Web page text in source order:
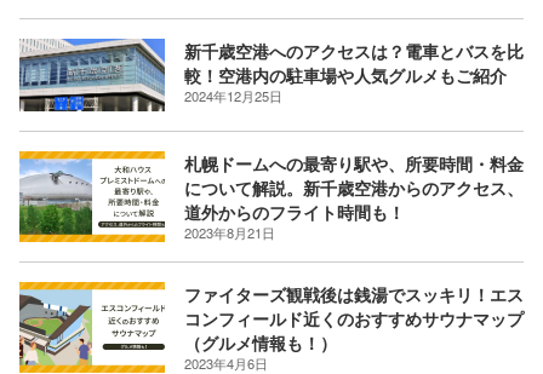
新千歳空港へのアクセスは？電車とバスを比
較！空港内の駐車場や人気グルメもご紹介
2024年12月25日
札幌ドームへの最寄り駅や、所要時間・料金
について解説。新千歳空港からのアクセス、
道外からのフライト時間も！
2023年8月21日
ファイターズ観戦後は銭湯でスッキリ！エス
コンフィールド近くのおすすめサウナマップ
（グルメ情報も！）
2023年4月6日